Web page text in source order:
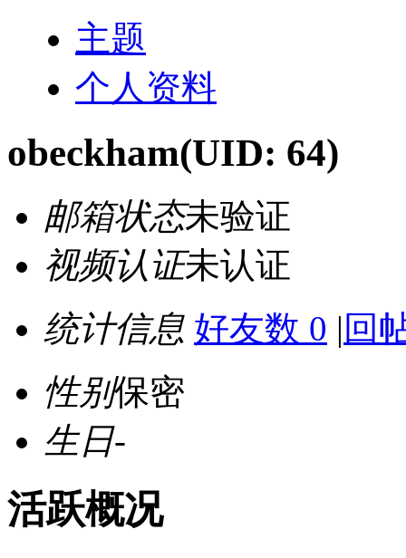
主题
个人资料
obeckham(UID: 64)
邮箱状态未验证
视频认证未认证
统计信息 好友数 0 | 回
性别保密
生日-
活跃概况